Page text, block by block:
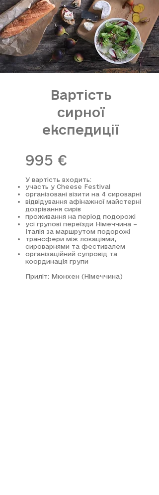
Вартість
сирної
експедиції
995 €
У вартість входить:
участь у Cheese Festival
організовані візити на 4 сироварні
відвідування афінажної майстерні
дозрівання сирів
проживання на період подорожі
усі групові переїзди Німеччина –
Італія за маршрутом подорожі
трансфери між локаціями,
сироварнями та фестивалем
організаційний супровід та
координація групи
Приліт: Мюнхен (Німеччина)